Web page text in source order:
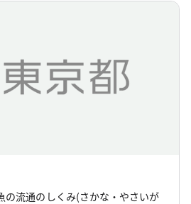
の流通のしくみ(さかな・やさいが